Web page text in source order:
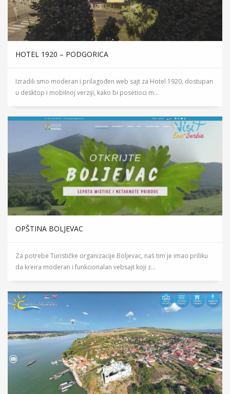
HOTEL 1920 – PODGORICA
Izradili smo moderan i prilagođen web sajt za Hotel 1920, dostupan
u desktop i mobilnoj verziji, kako bi posetioci m...
OPŠTINA BOLJEVAC
Za potrebe Turističke organizacije Boljevac, naš tim je imao priliku
da kreira moderan i funkcionalan vebsajt koji z...